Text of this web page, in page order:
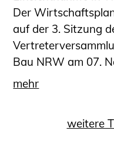
Der
auf der 3. Sitzung
Bau NRW am 07.
mehr
weitere